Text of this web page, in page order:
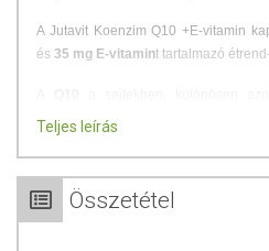
A Jutavit Koenzim Q10 +E-vitamin
és 35 mg E-vitamint tartalmazó
anyag. Termelődése az életkor
vitamin
Adagolás:Napi 1 kapszulát reggel
ÖSSZETÉTEL
Teljes leírás
Összetétel